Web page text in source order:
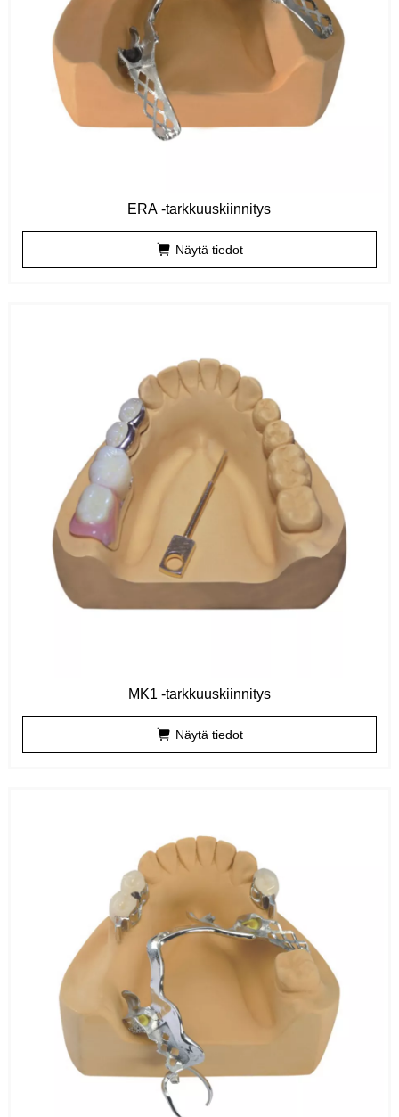
ERA -tarkkuuskiinnitys
Näytä tiedot
MK1 -tarkkuuskiinnitys
Näytä tiedot